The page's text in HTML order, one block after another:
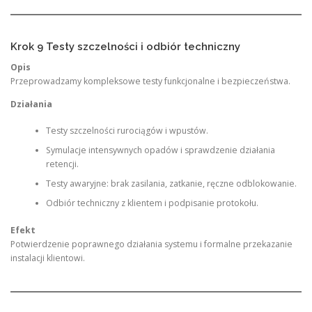
Krok 9 Testy szczelności i odbiór techniczny
Opis
Przeprowadzamy kompleksowe testy funkcjonalne i bezpieczeństwa.
Działania
Testy szczelności rurociągów i wpustów.
Symulacje intensywnych opadów i sprawdzenie działania
retencji.
Testy awaryjne: brak zasilania, zatkanie, ręczne odblokowanie.
Odbiór techniczny z klientem i podpisanie protokołu.
Efekt
Potwierdzenie poprawnego działania systemu i formalne przekazanie
instalacji klientowi.